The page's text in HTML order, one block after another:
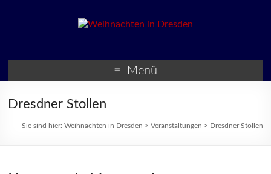
Veranstaltungen zur
Weihnachtszeit
Menü
Dresdner Stollen
Sie sind hier: Weihnachten in Dresden > Veranstaltungen > Dresdner Stollen